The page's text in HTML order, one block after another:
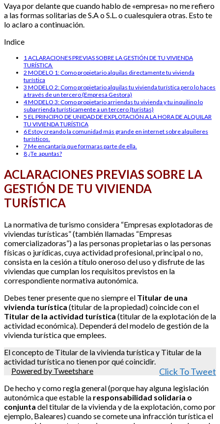
Vaya por delante que cuando hablo de «empresa» no me refiero
a las formas solitarias de S.A o S.L. o cualesquiera otras. Esto te
lo aclaro a continuación.
Indice
1 ACLARACIONES PREVIAS SOBRE LA GESTIÓN DE TU VIVIENDA
TURÍSTICA
2 MODELO 1: Como propietario alquilas directamente tu vivienda
turística
3 MODELO 2: Como propietario alquilas tu vivienda turística pero lo haces
a través de un tercero (Empresa Gestora)
4MODELO 3: Como propietario arriendas tu vivienda y tu inquilino lo
subarrienda turísticamente a un tercero (turistas)
5 EL PRINCIPIO DE UNIDAD DE EXPLOTACIÓN A LA HORA DE ALQUILAR
TU VIVIENDA TURÍSTICA
6Estoy creando la comunidad más grande en internet sobre alquileres
turísticos.
7Me encantaría que formaras parte de ella.
8 ¿Te apuntas?
ACLARACIONES PREVIAS SOBRE LA
GESTIÓN DE TU VIVIENDA
TURÍSTICA
La normativa de turismo considera “Empresas explotadoras de
viviendas turísticas” (también llamadas “Empresas
comercializadoras”) a las personas propietarias o las personas
físicas o jurídicas, cuya actividad profesional, principal o no,
consista en la cesión a título oneroso del uso y disfrute de las
viviendas que cumplan los requisitos previstos en la
correspondiente normativa autonómica.
Debes tener presente que no siempre el Titular de una
vivienda turística (titular de la propiedad) coincide con el
Titular de la actividad turística (titular de la explotación de la
actividad económica). Dependerá del modelo de gestión de la
vivienda turística que emplees.
El concepto de Titular de la vivienda turística y Titular de la
actividad turística no tienen por qué coincidir.
Powered by Tweetshare
Click To Tweet
De hecho y como regla general (porque hay alguna legislación
autonómica que estable la responsabilidad solidaria o
conjunta del titular de la vivienda y de la explotación, como por
ejemplo, Baleares) cuando se comete una infracción turística el